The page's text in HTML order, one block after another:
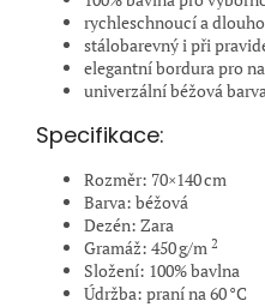
rychleschnoucí a
stálobarevný i při
elegantní bordura pro
univerzální béžová
Specifikace:
Rozměr: 70×140 cm
Barva: béžová
Dezén: Zara
Gramáž: 450 g/m 2
Složení: 100% bavlna
Údržba: praní na 60 °C